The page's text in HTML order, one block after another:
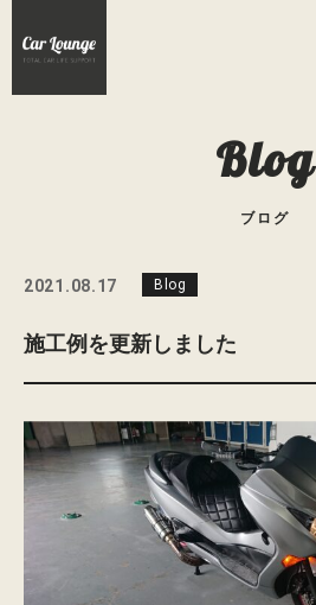
Blog
ブログ
施工例を更新しました
2021.08.17 Blog